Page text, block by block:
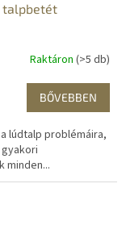
talpbetét
Raktáron (>5 db)
BŐVEBBEN
lúdtalp problémáira,
minden...